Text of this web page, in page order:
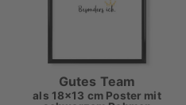
Gutes Team
als 18x13 cm Poster mit